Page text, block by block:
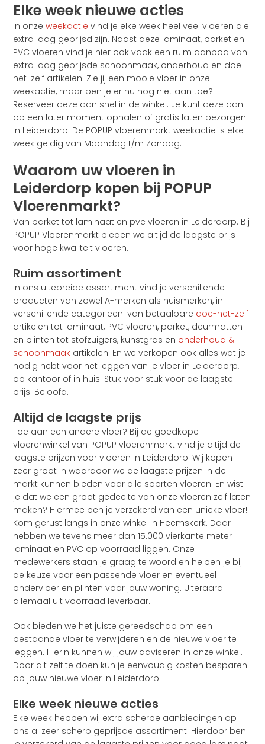
Elke week nieuwe acties
In onzeweekactie vind je elke week heel veel vloeren die
extra laag geprijsd zijn. Naast deze laminaat, parket en
PVC vloeren vind je hier ook vaak een ruim aanbod van
extra laag geprijsde schoonmaak, onderhoud en doe-
het-zelf artikelen. Zie jij een mooie vloer in onze
weekactie, maar ben je er nu nog niet aan toe?
Reserveer deze dan snel in de winkel. Je kunt deze dan
op een later moment ophalen of gratis laten bezorgen
in Leiderdorp. De POPUP vloerenmarkt weekactie is elke
week geldig van Maandag t/m Zondag.
Waarom uw vloeren in
Leiderdorp kopen bij POPUP
Vloerenmarkt?
Van parket tot laminaat en pvc vloeren in Leiderdorp. Bij
POPUP Vloerenmarkt bieden we altijd de laagste prijs
voor hoge kwaliteit vloeren.
Ruim assortiment
In ons uitebreide assortiment vind je verschillende
producten van zowel A-merken als huismerken, in
verschillende categorieën: van betaalbare doe-het-zelf
artikelen tot laminaat, PVC vloeren, parket, deurmatten
en plinten tot stofzuigers, kunstgras en onderhoud &
schoonmaak artikelen. En we verkopen ook alles wat je
nodig hebt voor het leggen van je vloer in Leiderdorp,
op kantoor of in huis. Stuk voor stuk voor de laagste
prijs. Beloofd.
Altijd de laagste prijs
Toe aan een andere vloer? Bij de goedkope
vloerenwinkel van POPUP vloerenmarkt vind je altijd de
laagste prijzen voor vloeren in Leiderdorp. Wij kopen
zeer groot in waardoor we de laagste prijzen in de
markt kunnen bieden voor alle soorten vloeren. En wist
je dat we een groot gedeelte van onze vloeren zelf laten
maken? Hiermee ben je verzekerd van een unieke vloer!
Kom gerust langs in onze winkel in Heemskerk. Daar
hebben we tevens meer dan 15.000 vierkante meter
laminaat en PVC op voorraad liggen. Onze
medewerkers staan je graag te woord en helpen je bij
de keuze voor een passende vloer en eventueel
ondervloer en plinten voor jouw woning. Uiteraard
allemaal uit voorraad leverbaar.
Ook bieden we het juiste gereedschap om een
bestaande vloer te verwijderen en de nieuwe vloer te
leggen. Hierin kunnen wij jouw adviseren in onze winkel.
Door dit zelf te doen kun je eenvoudig kosten besparen
op jouw nieuwe vloer in Leiderdorp.
Elke week nieuwe acties
Elke week hebben wij extra scherpe aanbiedingen op
ons al zeer scherp geprijsde assortiment. Hierdoor ben